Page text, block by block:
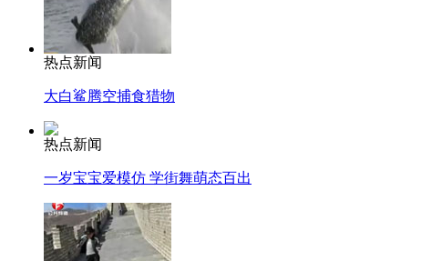
热点新闻
大白鲨腾空捕食猎物
热点新闻
一岁宝宝爱模仿 学街舞萌态百出